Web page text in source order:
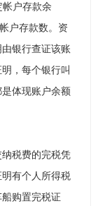
帐户存款余
户存款数。资
银行查证该账
，每个银行叫
体现账户余额
税费的完税凭
有个人所得税
购置完税证